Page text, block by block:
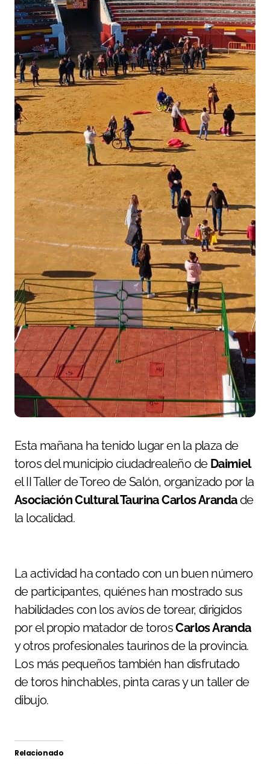
Esta mañana ha tenido lugar en la plaza de
toros del municipio ciudadrealeño de Daimiel
el II Taller de Toreo de Salón, organizado por la
Asociación Cultural Taurina Carlos Arandade
la localidad.
La actividad ha contado con un buen número
de participantes, quiénes han mostrado sus
habilidades con los avíos de torear, dirigidos
por el propio matador de torosCarlos Aranda
y otros profesionales taurinos de la provincia.
Los más pequeños también han disfrutado
de toros hinchables, pinta caras y un taller de
dibujo.
Relacionado